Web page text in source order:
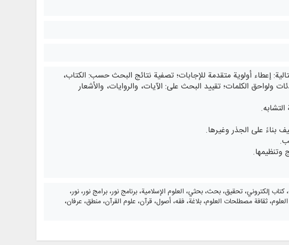
إعطاء أولوية متقدمة للإجابات؛ تصفية نتائج البحث حسب: الكتاب،
ولواحق الكلمات؛ تقييد البحث على: الآيات، والروايات، والأشعار
بناءً على الجذر وغيرها.
وتنظيمها.
كتاب إلكتروني، تحقيق، بحث، بحثي، العلوم الإسلامية، برنامج نور، برامج نور، نور،
ثقافة مصطلحات العلوم، بلاغة، فقه، أصول، قرآن، علوم القرآن، منطق، عرفان،